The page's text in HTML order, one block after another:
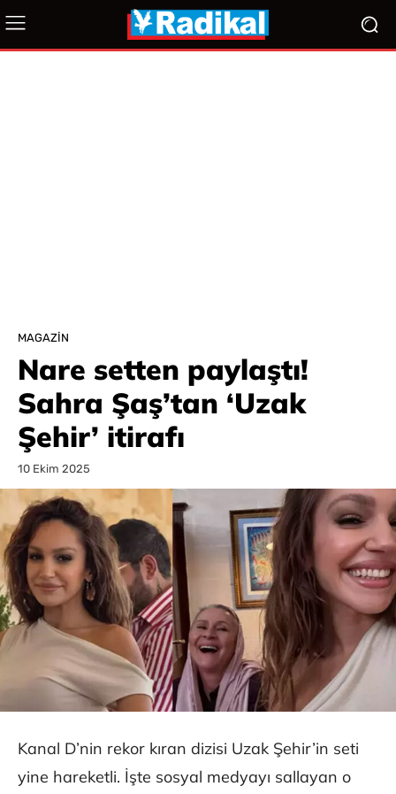
MAGAZIN
Nare setten paylaştı!
Sahra Şaş’tan ‘Uzak
Şehir’ itirafı
10 Ekim 2025
Kanal D’nin rekor kıran dizisi Uzak Şehir’in seti
yine hareketli. İşte sosyal medyayı sallayan o